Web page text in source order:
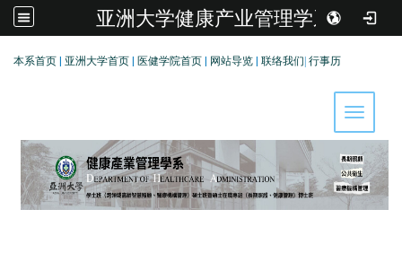
亚洲大学健康产业管理学系
本系首页 亚洲大学首页 医健学院首页 网站导览 联络我们 行事历
Toggle